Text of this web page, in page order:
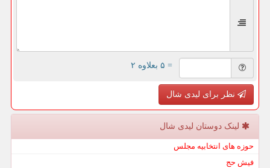
= ۵ بعلاوه ۲
نظر برای لیدی شال
لینک دوستان لیدی شال
حوزه های انتخابیه مجلس
فیش حج